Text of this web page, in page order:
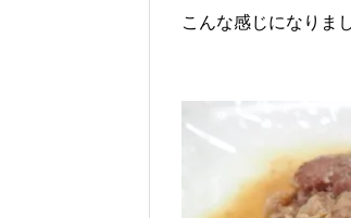
こんな感じになりま